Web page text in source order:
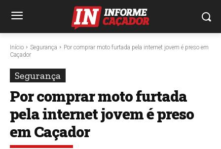
Início Segurança
Por comprar moto furtada pela internet jovem é preso em
Caçador
Segurança
Por comprar moto furtada
pela internet jovem é preso
em Caçador